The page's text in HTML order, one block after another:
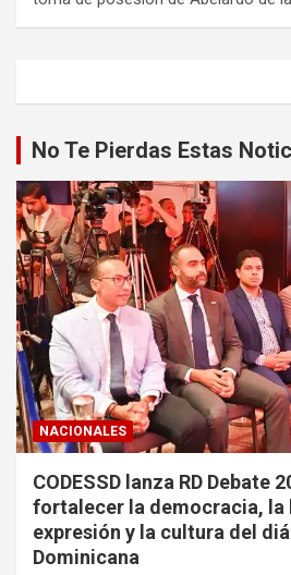
No Te Pierdas Estas
NACIONALES
CODESSD lanza RD Debate
fortalecer la democracia, la
expresión y la cultura del
Dominicana